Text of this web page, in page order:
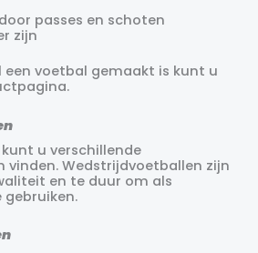
passes en schoten
zijn
een voetbal gemaakt is kunt u
u verschillende
vinden. Wedstrijdvoetballen zijn
en te duur om als